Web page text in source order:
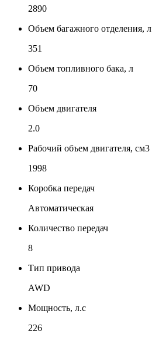
2890
Объем багажного отделения, л
351
Объем топливного бака, л
70
Объем двигателя
2.0
Рабочий объем двигателя, см3
1998
Коробка передач
Автоматическая
Количество передач
8
Тип привода
AWD
Мощность, л.с
226